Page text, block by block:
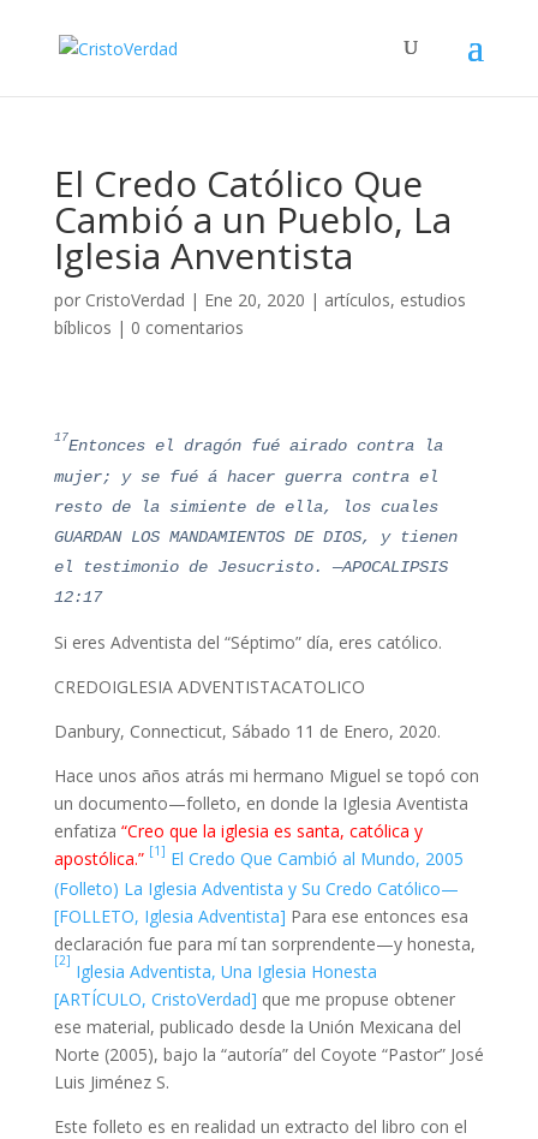
El Credo Católico Que
Cambió a un Pueblo, La
Iglesia Anventista
por CristoVerdad | Ene 20, 2020 | artículos, estudios
bíblicos | 0 comentarios
17Entonces el dragón fué airado contra la
mujer; y se fué á hacer guerra contra el
resto de la simiente de ella, los cuales
GUARDAN LOS MANDAMIENTOS DE DIOS, y tienen
el testimonio de Jesucristo. —APOCALIPSIS
12:17
Si eres Adventista del “Séptimo” día, eres católico.
CREDOIGLESIA ADVENTISTACATOLICO
Danbury, Connecticut, Sábado 11 de Enero, 2020.
Hace unos años atrás mi hermano Miguel se topó con
un documento—folleto, en donde la Iglesia Aventista
enfatiza “Creo que la iglesia es santa, católica y
apostólica.” [1] El Credo Que Cambió al Mundo, 2005
(Folleto) La Iglesia Adventista y Su Credo Católico—
[FOLLETO, Iglesia Adventista] Para ese entonces esa
declaración fue para mí tan sorprendente—y honesta,
[2]
Iglesia Adventista, Una Iglesia Honesta
[ARTÍCULO, CristoVerdad] que me propuse obtener
ese material, publicado desde la Unión Mexicana del
Norte (2005), bajo la “autoría” del Coyote “Pastor” José
Luis Jiménez S.
Este folleto es en realidad un extracto del libro con el